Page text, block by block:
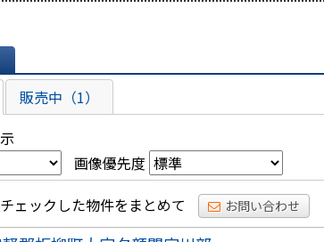
販売中（1）
画像優先度
チェックした物件をまとめて お問い合わせ